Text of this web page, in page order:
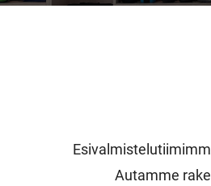
Autamme